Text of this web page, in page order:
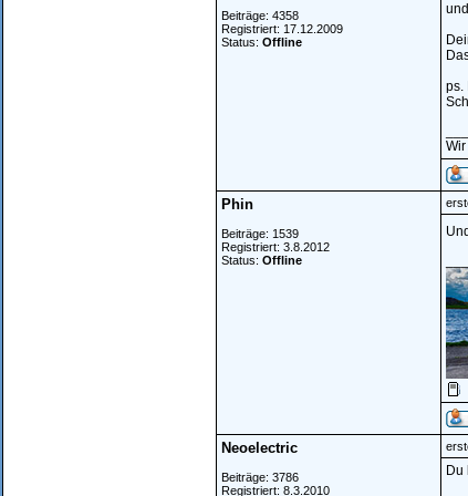
Beiträge: 4358
Registriert: 17.12.2009
Status: Offline
ps.
Phin
Beiträge: 1539
Registriert: 3.8.2012
Status: Offline
Neoelectric
Beiträge: 3786
Registriert: 8.3.2010
Du